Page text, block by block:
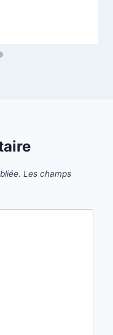
Les champs